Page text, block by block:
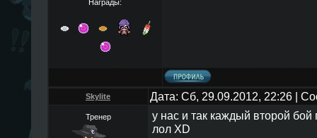
Награды:
Skylite Дата: Сб, 29.09.2012, 22:26 |
Тренер
у нас и так каждый второй бой
лол XD